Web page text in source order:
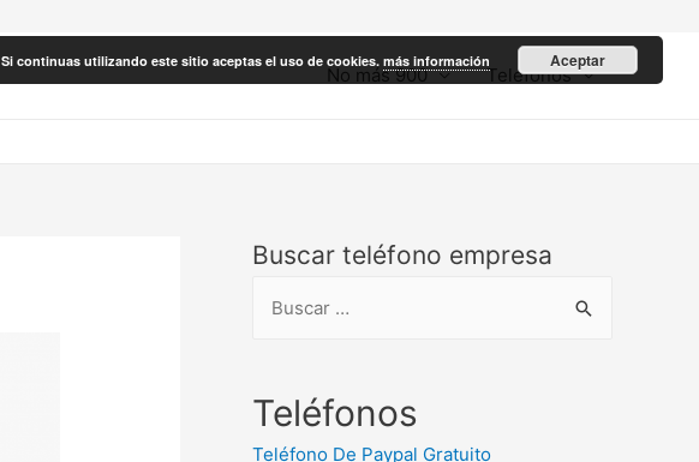
No más 900 Teléfonos
Buscar teléfono empresa
c
Teléfonos
Teléfono De Paypal Gratuito
Si continuas utilizando este sitio aceptas el uso de cookies. más información Aceptar